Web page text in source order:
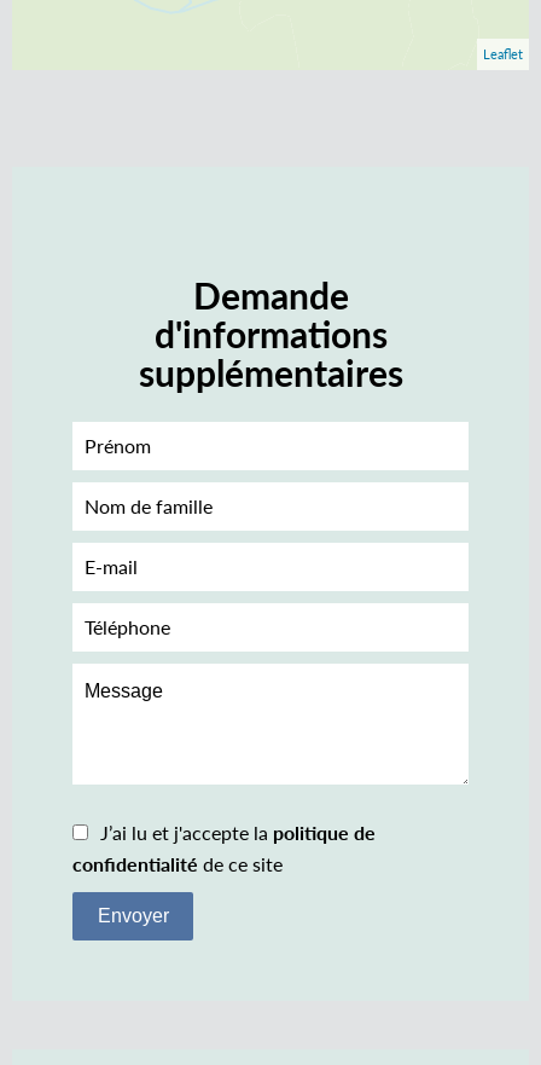
Leaflet
Demande
d'informations
supplémentaires
J’ai lu et j'accepte la politique de
confidentialité de ce site
Envoyer